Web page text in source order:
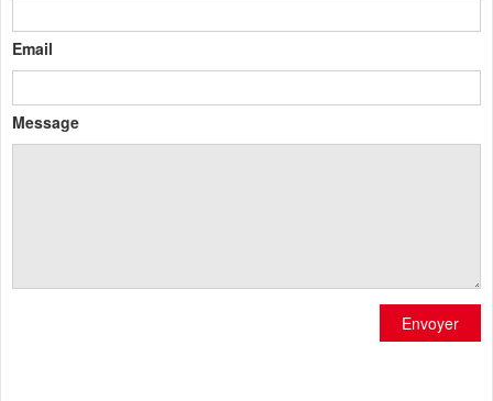
Email
Message
Envoyer